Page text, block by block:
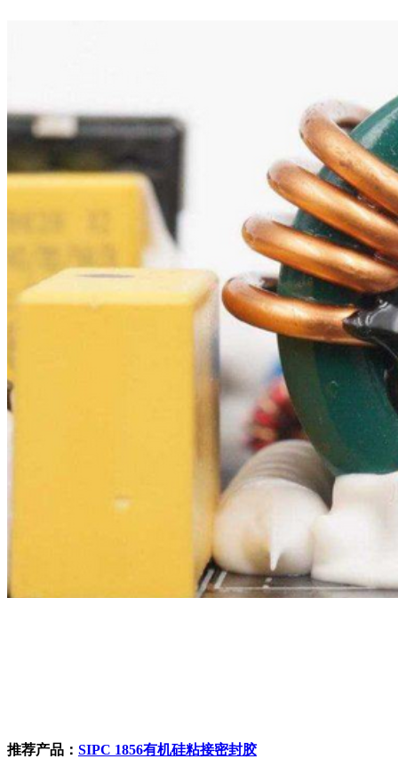
推荐产品： SIPC 1856有机硅粘接密封胶